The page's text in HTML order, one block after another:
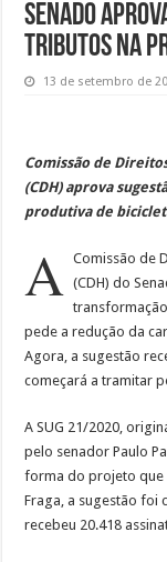
Senado
tributos na
13 de setembro de
Comissão de
(CDH) aprova
produtiva de
A Comissão de
(CDH) do
pede a redução da
Agora, a sugestão
começará a tramitar
A SUG 21/2020,
pelo senador Paulo
forma do projeto que
Fraga, a sugestão foi
recebeu 20.418